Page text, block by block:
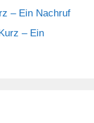
– Ein Nachruf
– Ein